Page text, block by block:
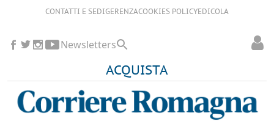
CONTATTI E SEDIGERENZACOOKIES POLICYEDICOLA
ACQUISTA
Newsletters